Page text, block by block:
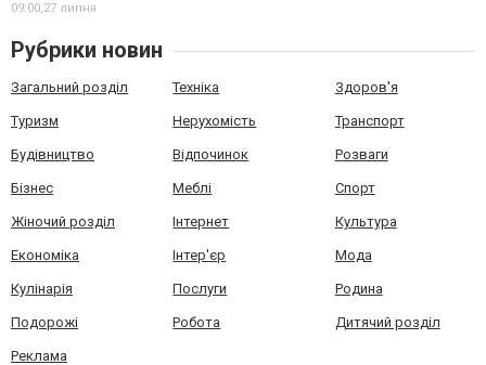
09:00,27 липня
Рубрики новин
Загальний розділ Техніка Здоров'я
Туризм Нерухомість Транспорт
Будівництво Відпочинок Розваги
Бізнес Меблі Спорт
Жіночий розділ Інтернет Культура
Економіка Інтер'єр Мода
Кулінарія Послуги Родина
Подорожі Робота Дитячий розділ
Реклама